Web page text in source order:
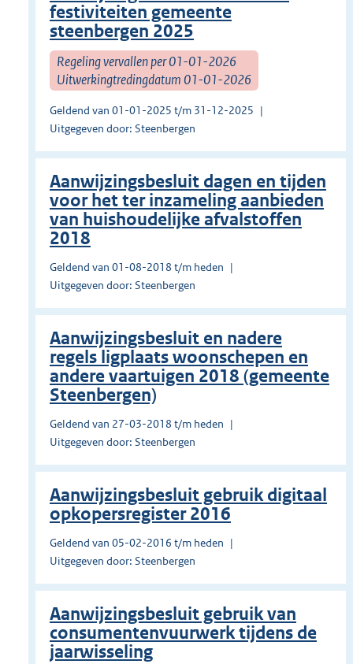
festiviteiten gemeente
steenbergen 2025
Regeling vervallen per 01-01-2026
Uitwerkingtredingdatum 01-01-2026
Geldend van 01-01-2025 t/m 31-12-2025
Uitgegeven door: Steenbergen
Aanwijzingsbesluit dagen en tijden
voor het ter inzameling aanbieden
van huishoudelijke afvalstoffen
2018
Geldend van 01-08-2018 t/m heden
Uitgegeven door: Steenbergen
Aanwijzingsbesluit en nadere
regels ligplaats woonschepen en
andere vaartuigen 2018 (gemeente
Steenbergen)
Geldend van 27-03-2018 t/m heden
Uitgegeven door: Steenbergen
Aanwijzingsbesluit gebruik digitaal
opkopersregister 2016
Geldend van 05-02-2016 t/m heden
Uitgegeven door: Steenbergen
Aanwijzingsbesluit gebruik van
consumentenvuurwerk tijdens de
jaarwisseling